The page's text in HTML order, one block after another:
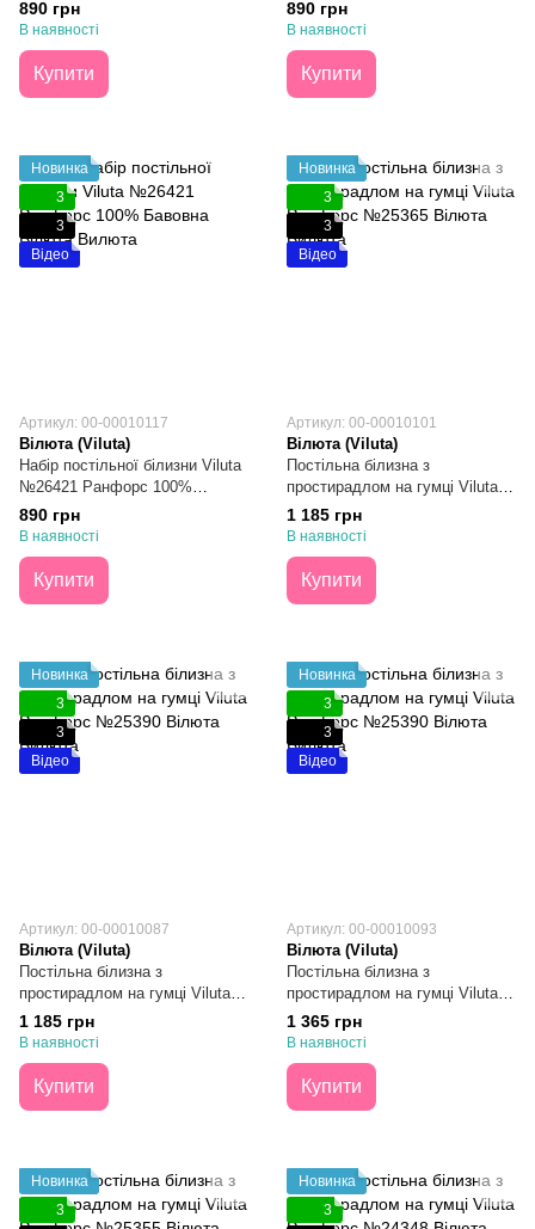
890 грн
В наявності
Купити
890 грн
В наявності
Купити
Новинка
3
3
Відео
Артикул: 00-00010117
Вілюта (Viluta)
Набір постільної білизни Viluta
№26421 Ранфорс 100%
Бавовна Півтораспальний
890 грн
В наявності
Купити
Новинка
3
3
Відео
Артикул: 00-00010101
Вілюта (Viluta)
Постільна білизна з
простирадлом на гумці Viluta
Ранфорс №25365 Двоспальна
1 185 грн
В наявності
Купити
Новинка
3
3
Відео
Артикул: 00-00010087
Вілюта (Viluta)
Постільна білизна з
простирадлом на гумці Viluta
Ранфорс №25390 Двоспальна
1 185 грн
В наявності
Купити
Новинка
3
3
Відео
Артикул: 00-00010093
Вілюта (Viluta)
Постільна білизна з
простирадлом на гумці Viluta
Ранфорс №25390 Євро
1 365 грн
В наявності
Купити
Новинка
3
Новинка
3